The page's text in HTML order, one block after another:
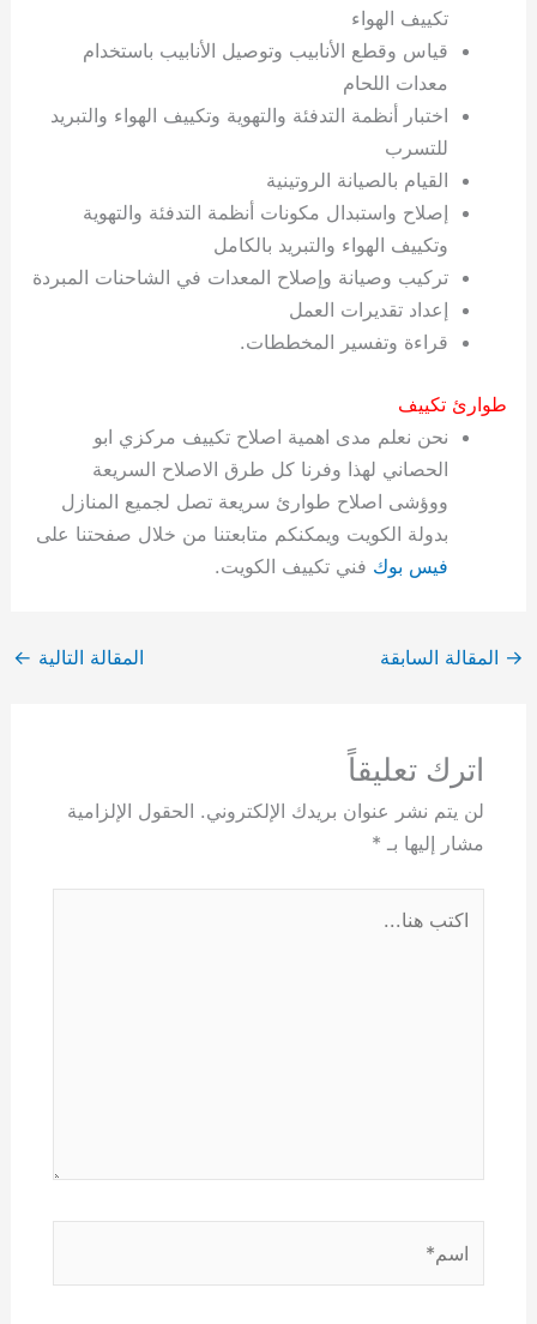
تكييف الهواء
قياس وقطع الأنابيب وتوصيل الأنابيب باستخدام
معدات اللحام
اختبار أنظمة التدفئة والتهوية وتكييف الهواء والتبريد
للتسرب
القيام بالصيانة الروتينية
إصلاح واستبدال مكونات أنظمة التدفئة والتهوية
وتكييف الهواء والتبريد بالكامل
تركيب وصيانة وإصلاح المعدات في الشاحنات المبردة
إعداد تقديرات العمل
قراءة وتفسير المخططات.
طوارئ تكييف
نحن نعلم مدى اهمية اصلاح تكييف مركزي ابو
الحصاني لهذا وفرنا كل طرق الاصلاح السريعة
ووؤشى اصلاح طوارئ سريعة تصل لجميع المنازل
بدولة الكويت ويمكنكم متابعتنا من خلال صفحتنا على
فيس بوك فني تكييف الكويت.
→ المقالة السابقة المقالة التالية ←
اترك تعليقاً
لن يتم نشر عنوان بريدك الإلكتروني. الحقول الإلزامية
مشار إليها بـ *